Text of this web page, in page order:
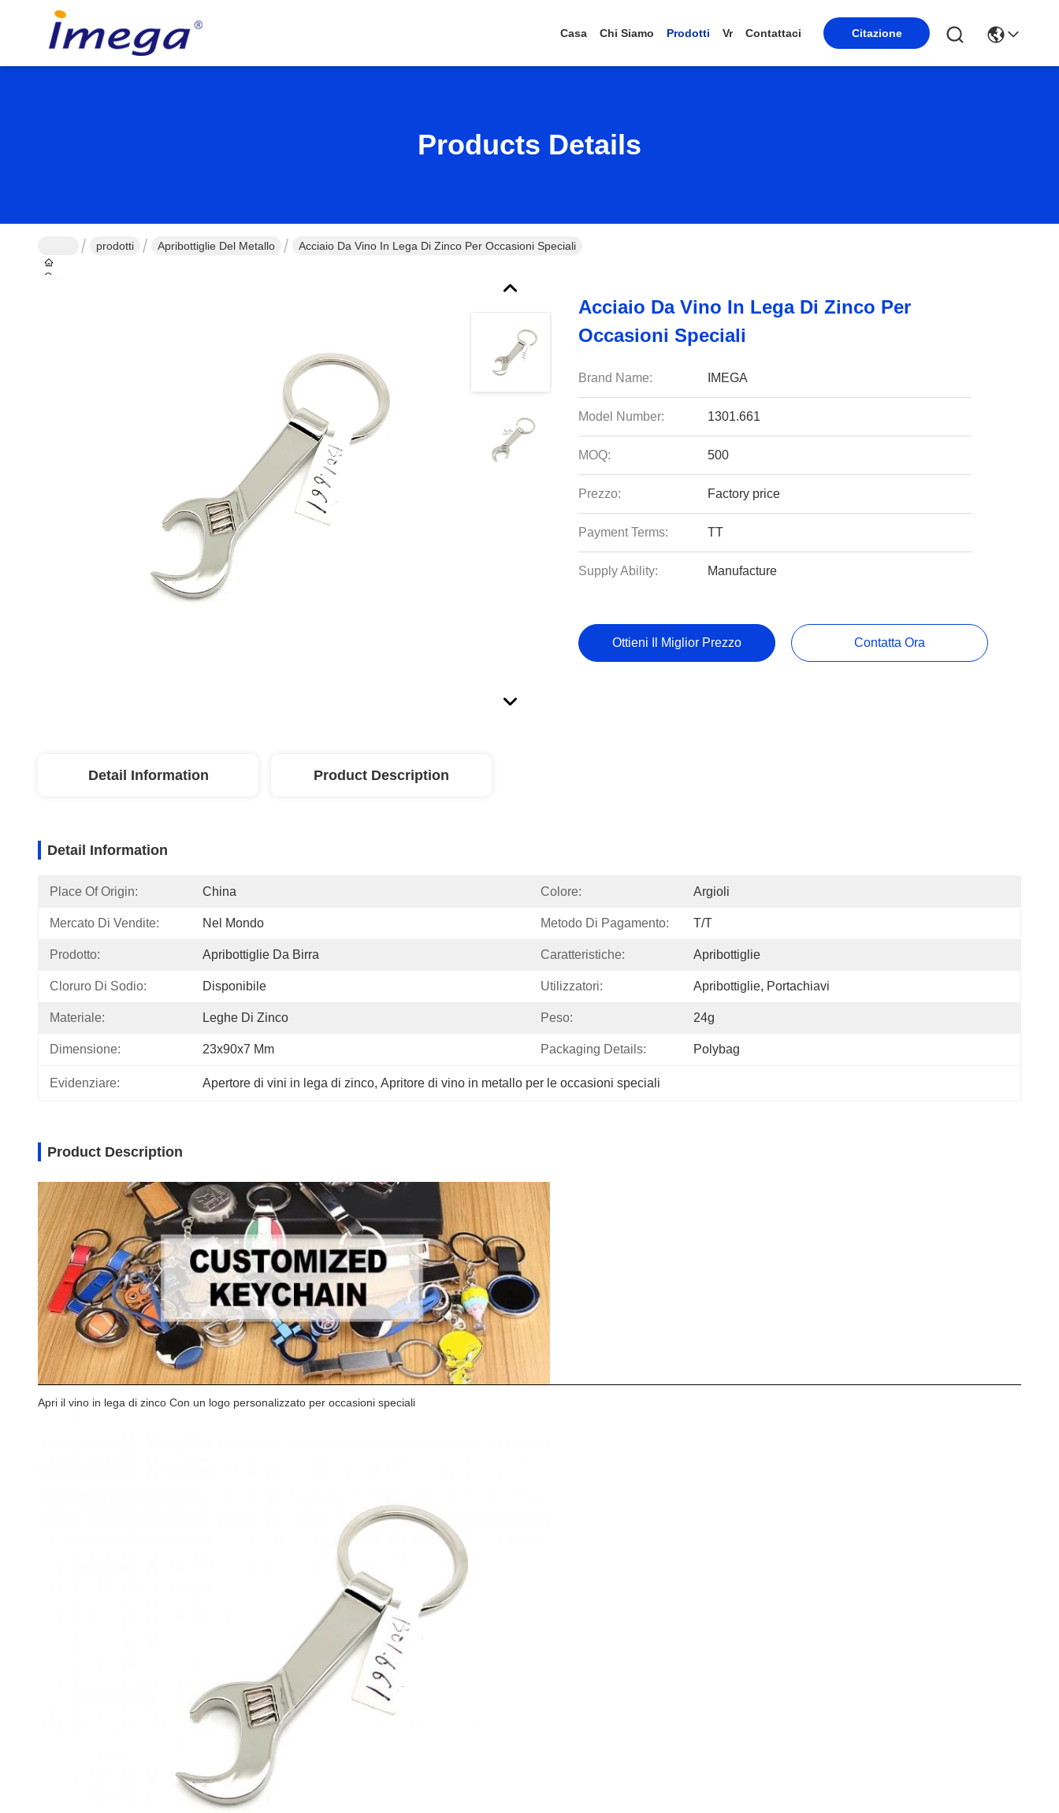
Casa Chi Siamo Prodotti Vr Contattaci Citazione
Products Details
Casa
prodotti Apribottiglie Del Metallo Acciaio Da Vino In Lega Di Zinco Per Occasioni Speciali
Acciaio Da Vino In Lega Di Zinco Per
Occasioni Speciali
Brand Name: IMEGA
Model Number: 1301.661
MOQ: 500
Prezzo: Factory price
Payment Terms: TT
Supply Ability: Manufacture
Ottieni Il Miglior Prezzo Contatta Ora
Detail Information Product Description
Detail Information
Place Of Origin: China Colore: Argioli
Mercato Di Vendite: Nel Mondo Metodo Di Pagamento: T/T
Prodotto: Apribottiglie Da Birra Caratteristiche: Apribottiglie
Cloruro Di Sodio: Disponibile Utilizzatori: Apribottiglie, Portachiavi
Materiale: Leghe Di Zinco Peso: 24g
Dimensione: 23x90x7 Mm Packaging Details: Polybag
Evidenziare: Apertore di vini in lega di zinco, Apritore di vino in metallo per le occasioni speciali
Product Description
Apri il vino in lega di zinco Con un logo personalizzato per occasioni speciali